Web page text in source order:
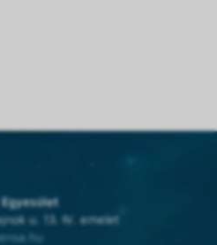
u. 13. IV. emelet